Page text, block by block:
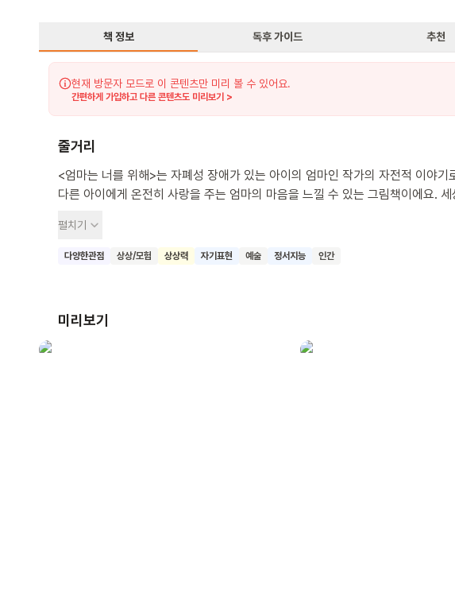
책 정보 독후 가이드 추천
현재 방문자 모드로 이 콘텐츠만 미리 볼 수 있어요.
간편하게 가입하고 다른 콘텐츠도 미리보기 >
줄거리
<엄마는 너를 위해>는 자폐성 장애가 있는 아이의 엄마인 작가의 자전적 이야기
다른 아이에게 온전히 사랑을 주는 엄마의 마음을 느낄 수 있는 그림책이에요. 세
꼭꼭 숨기 좋아하고 혼자 놀기를 좋아하는 아이를 위해 엄마는 뭐든지 할 수 있어
딸기를 좋아하는 아이을 위해 딸기 오름을 만들거고, 하루종일 앨리베이터에 타고
말하고 있죠. 책을 덮고나서도 끝나지 않는 다정함을 느낄 수 있을 거예요.
펼치기
다양한관점 상상/모험 상상력 자기표현 예술 정서지능 인간
미리보기